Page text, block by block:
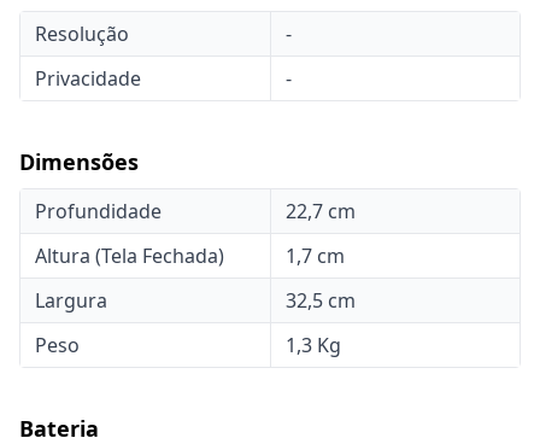
Resolução
-
Privacidade
-
Dimensões
Profundidade
22,7 cm
Altura (Tela Fechada)
1,7 cm
Largura
32,5 cm
Peso
1,3 Kg
Bateria